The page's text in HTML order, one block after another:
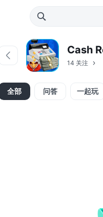
14 关注
全部 问答 一起玩